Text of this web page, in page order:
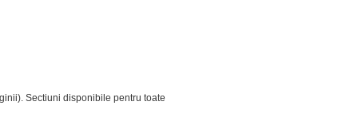
Sectiuni disponibile pentru toate